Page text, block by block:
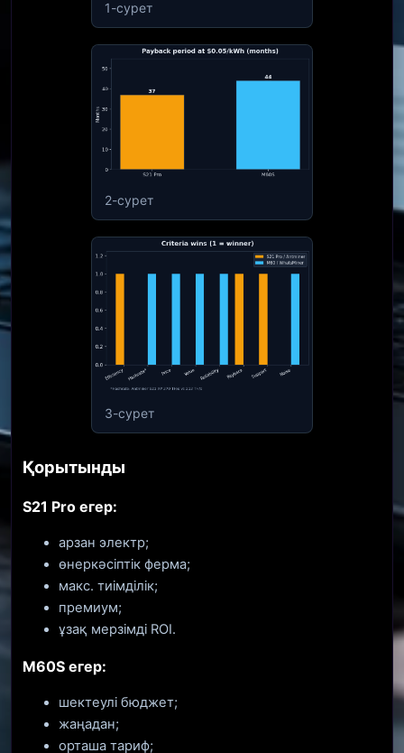
1-сурет
2-сурет
3-сурет
Қорытынды
S21 Pro егер:
арзан электр;
өнеркәсіптік ферма;
макс. тиімділік;
премиум;
ұзақ мерзімді ROI.
M60S егер:
шектеулі бюджет;
жаңадан;
орташа тариф;